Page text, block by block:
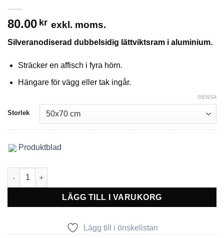
80.00 kr exkl. moms.
Silveranodiserad dubbelsidig lättviktsram i aluminium.
Sträcker en affisch i fyra hörn.
Hängare för vägg eller tak ingår.
Storlek
RENSA
Produktblad
Affischsträckare mängd
LÄGG TILL I VARUKORG
Lägg till i önskelistan